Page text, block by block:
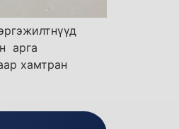
арга
хамтран